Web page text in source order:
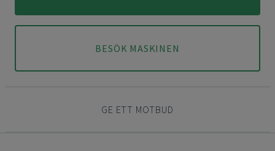
BESÖK MASKINEN
GE ETT MOTBUD